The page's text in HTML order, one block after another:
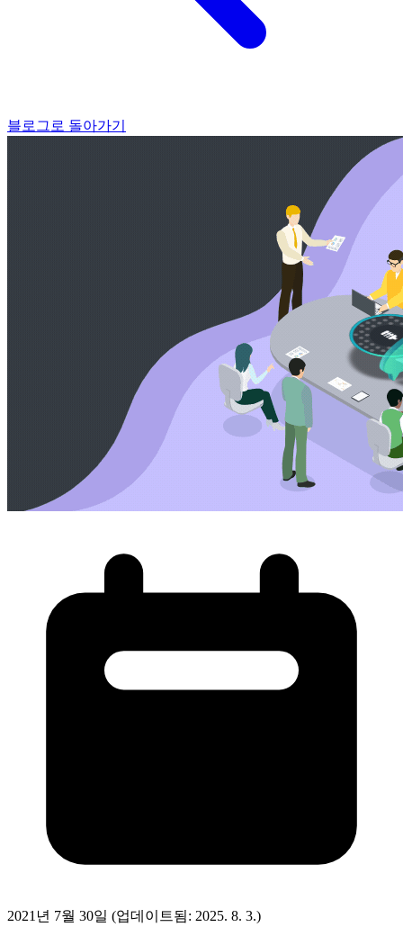
블로그로 돌아가기
2021년 7월 30일 (업데이트됨: 2025. 8. 3.)